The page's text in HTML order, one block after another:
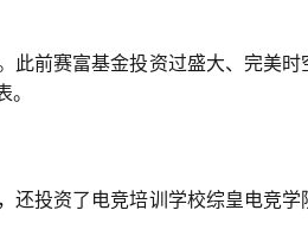
前赛富基金投资过盛大、完美时
。
还投资了电竞培训学校综皇电竞